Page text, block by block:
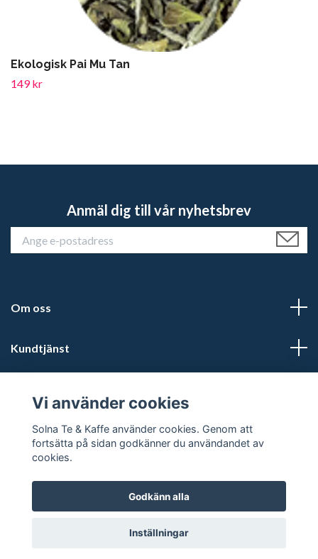
Ekologisk Pai Mu Tan
149 kr
Anmäl dig till vår nyhetsbrev
Om oss
Kundtjänst
Sociala medier
© 2026 Solna te och kaffe
Vi använder cookies
Solna Te & Kaffe använder cookies. Genom att
fortsätta på sidan godkänner du användandet av
cookies.
Godkänn alla
Inställningar